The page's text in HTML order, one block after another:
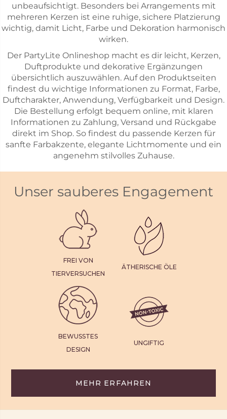
unbeaufsichtigt. Besonders bei Arrangements mit
mehreren Kerzen ist eine ruhige, sichere Platzierung
wichtig, damit Licht, Farbe und Dekoration harmonisch
wirken.
Der PartyLite Onlineshop macht es dir leicht, Kerzen,
Duftprodukte und dekorative Ergänzungen
übersichtlich auszuwählen. Auf den Produktseiten
findest du wichtige Informationen zu Format, Farbe,
Duftcharakter, Anwendung, Verfügbarkeit und Design.
Die Bestellung erfolgt bequem online, mit klaren
Informationen zu Zahlung, Versand und Rückgabe
direkt im Shop. So findest du passende Kerzen für
sanfte Farbakzente, elegante Lichtmomente und ein
angenehm stilvolles Zuhause.
Unser sauberes Engagement
FREI VON
TIERVERSUCHEN
ÄTHERISCHE ÖLE
BEWUSSTES
DESIGN
UNGIFTIG
MEHR ERFAHREN